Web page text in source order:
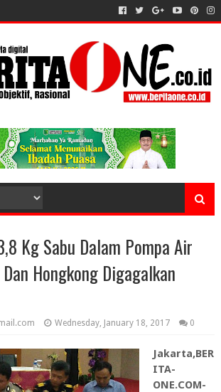
Kg Sabu Dalam Pompa Air
Hongkong Digagalkan
Wednesday, January 18, 2017 0
Jakarta,BER
ITA-
ONE.COM-